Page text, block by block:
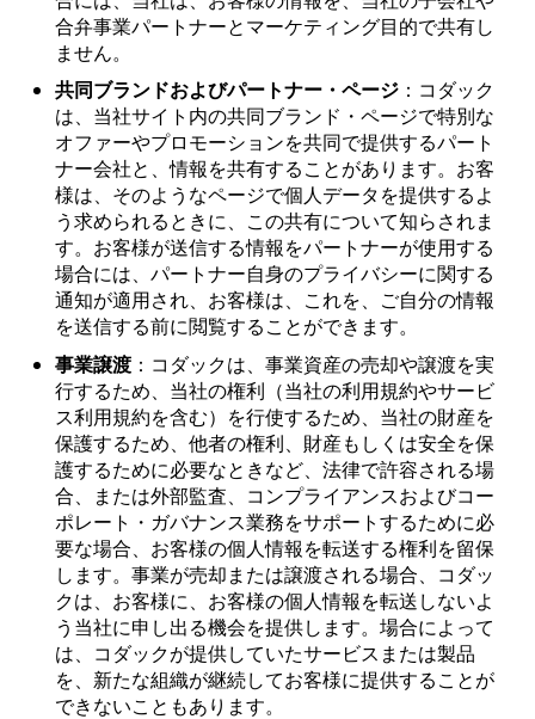
合弁事業パートナーとマーケティング目的で共有し
ません。
共同ブランドおよびパートナー・ページ ：コダック
は、当社サイト内の共同ブランド・ページで特別な
オファーやプロモーションを共同で提供するパート
ナー会社と、情報を共有することがあります。お客
様は、そのようなページで個人データを提供するよ
う求められるときに、この共有について知らされま
す。お客様が送信する情報をパートナーが使用する
場合には、パートナー自身のプライバシーに関する
通知が適用され、お客様は、これを、ご自分の情報
を送信する前に閲覧することができます。
事業譲渡 ：コダックは、事業資産の売却や譲渡を実
行するため、当社の権利（当社の利用規約やサービ
ス利用規約を含む）を行使するため、当社の財産を
保護するため、他者の権利、財産もしくは安全を保
護するために必要なときなど、法律で許容される場
合、または外部監査、コンプライアンスおよびコー
ポレート・ガバナンス業務をサポートするために必
要な場合、お客様の個人情報を転送する権利を留保
します。事業が売却または譲渡される場合、コダッ
クは、お客様に、お客様の個人情報を転送しないよ
う当社に申し出る機会を提供します。場合によって
は、コダックが提供していたサービスまたは製品
を、新たな組織が継続してお客様に提供することが
できないこともあります。